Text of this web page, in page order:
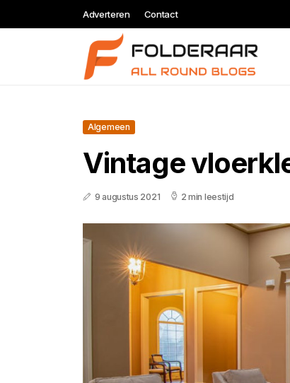
Adverteren Contact
Algemeen
Vintage
9 augustus 2021 2 min leestijd